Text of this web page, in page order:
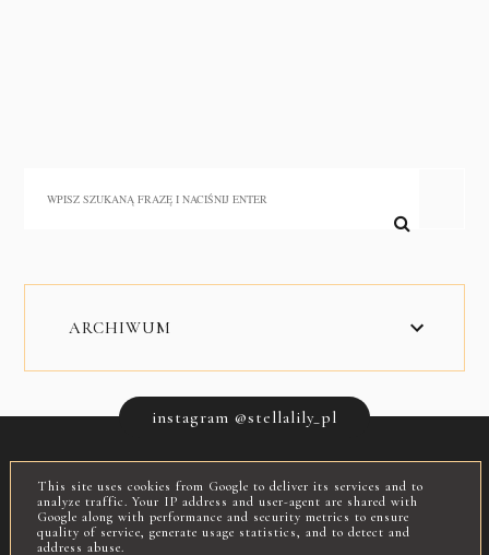
ARCHIWUM
instagram @stellalily_pl
INSTAGRAM FACEBOOK O MNIE
This site uses cookies from Google to deliver its services and to
analyze traffic. Your IP address and user-agent are shared with
Google along with performance and security metrics to ensure
quality of service, generate usage statistics, and to detect and
address abuse.